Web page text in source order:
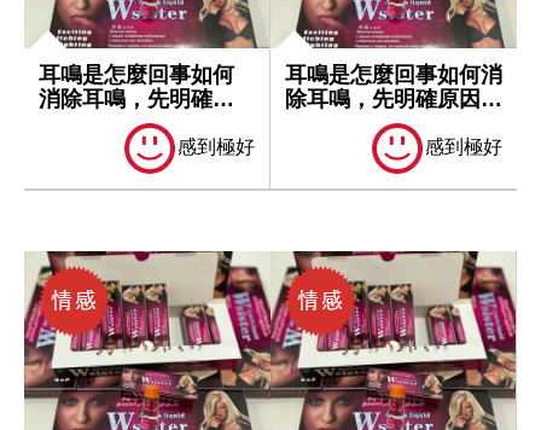
耳鳴是怎麼回事如何
消除耳鳴，先明確原
感到極好
耳鳴是怎麼回事如何消
除耳鳴，先明確原因再
感到極好